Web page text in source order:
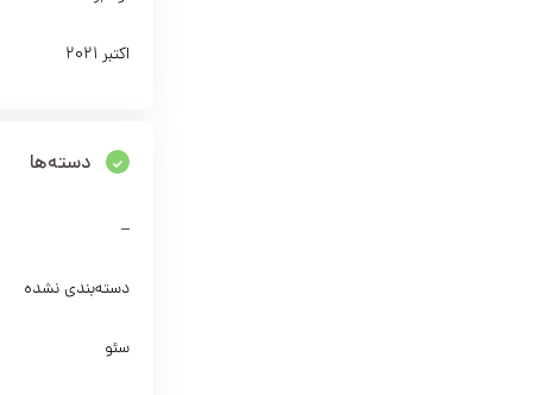
اکتبر 2021
دسته‌ها
–
دسته‌بندی نشده
سئو